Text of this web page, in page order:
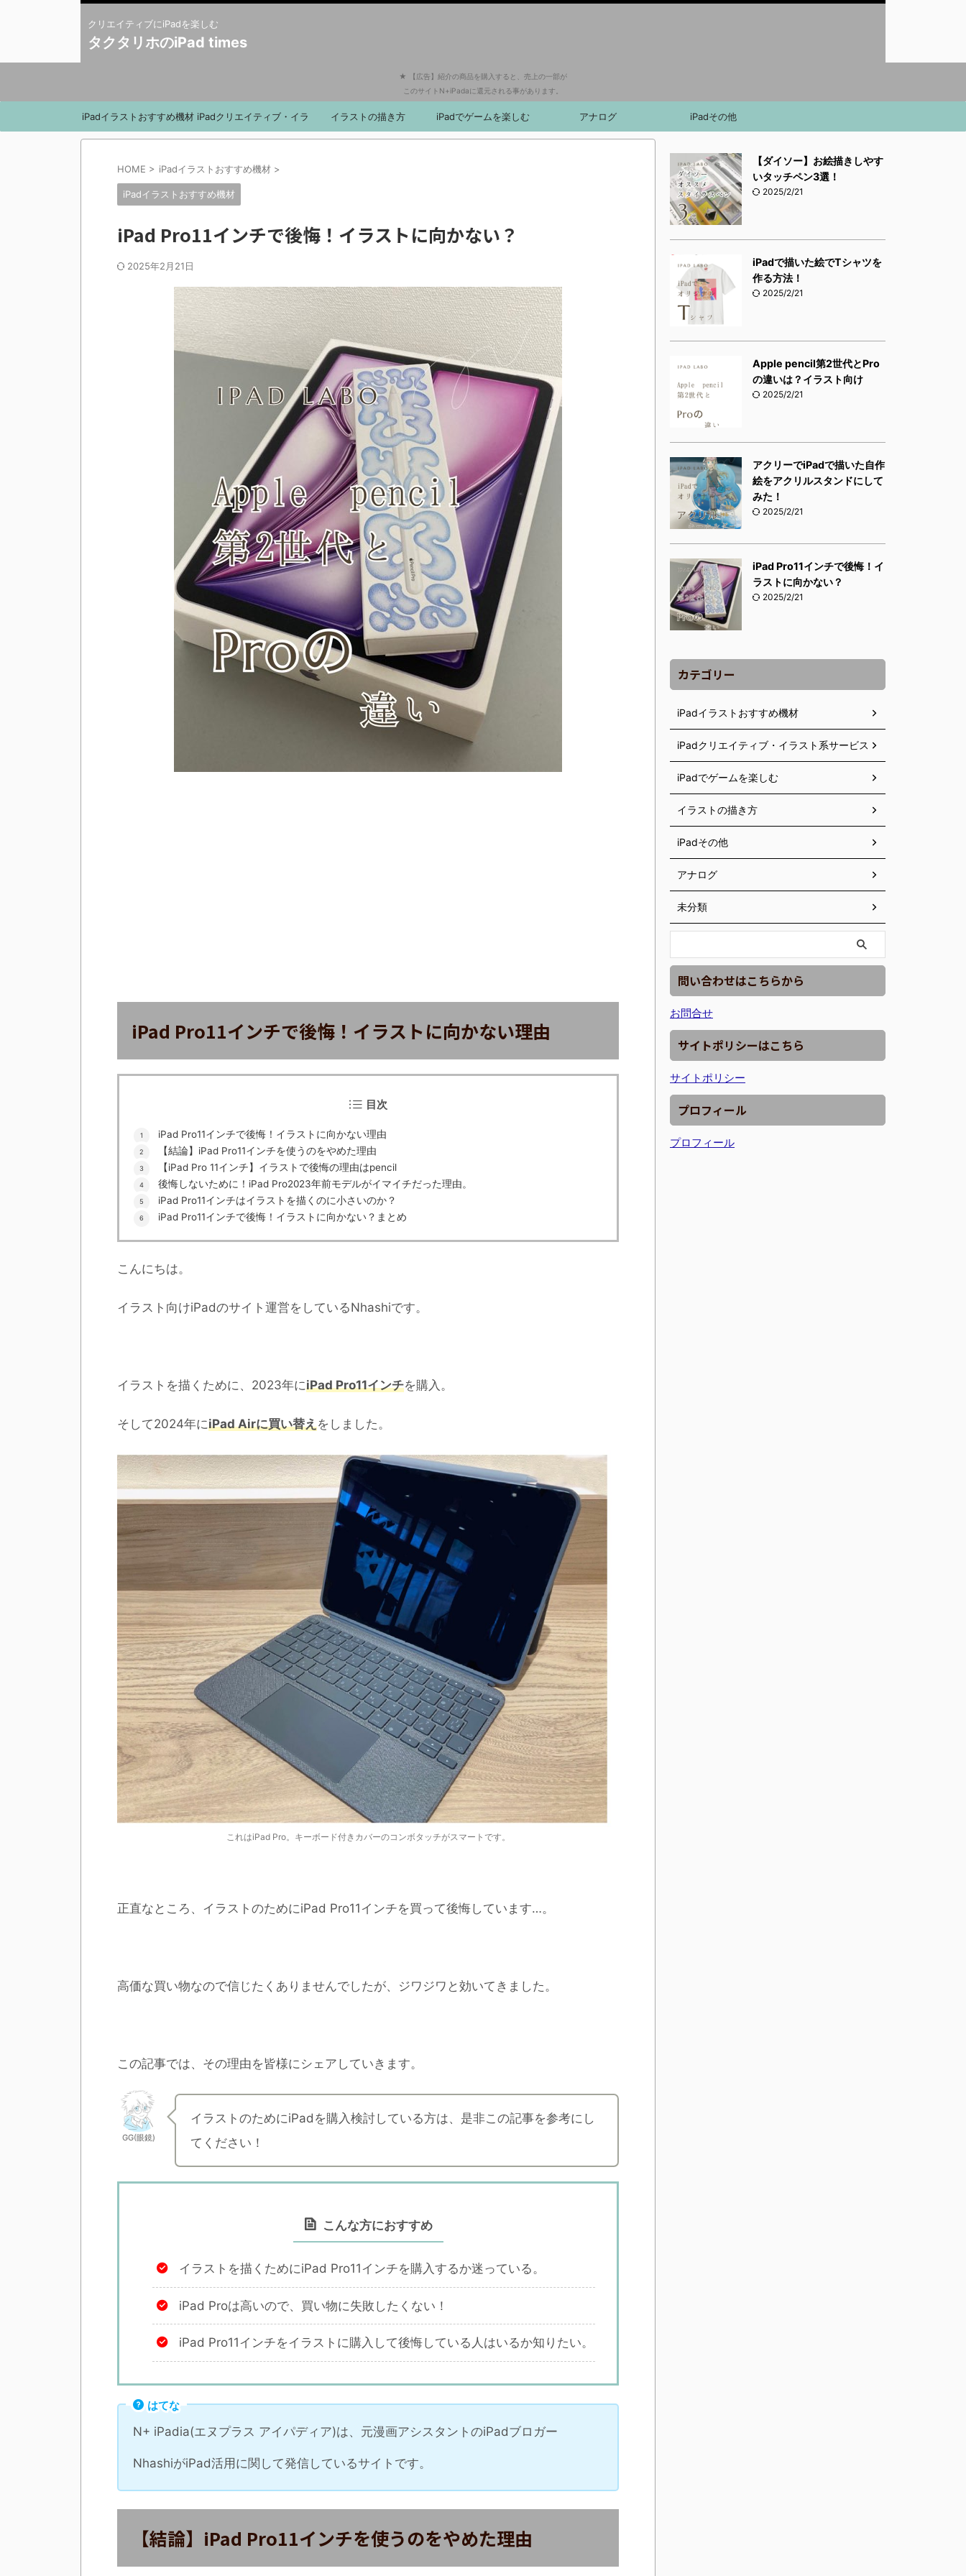
クリエイティブにiPadを楽しむ
タクタリホのiPad times
★ 【広告】紹介の商品を購入すると、売上の一部が
このサイトN+iPadaに還元される事があります。
iPadイラストおすすめ機材 iPadクリエイティブ・イラ イラストの描き方 iPadでゲームを楽しむ アナログ iPadその他
HOME > iPadイラストおすすめ機材 >
iPadイラストおすすめ機材
iPad Pro11インチで後悔！イラストに向かない？
2025年2月21日
iPad Pro11インチで後悔！イラストに向かない理由
目次
iPad Pro11インチで後悔！イラストに向かない理由
【結論】iPad Pro11インチを使うのをやめた理由
【iPad Pro 11インチ】イラストで後悔の理由はpencil
後悔しないために！iPad Pro2023年前モデルがイマイチだった理由。
iPad Pro11インチはイラストを描くのに小さいのか？
iPad Pro11インチで後悔！イラストに向かない？まとめ
こんにちは。
イラスト向けiPadのサイト運営をしているNhashiです。
イラストを描くために、2023年にiPad Pro11インチを購入。
そして2024年にiPad Airに買い替えをしました。
これはiPad Pro。キーボード付きカバーのコンボタッチがスマートです。
正直なところ、イラストのためにiPad Pro11インチを買って後悔しています…。
高価な買い物なので信じたくありませんでしたが、ジワジワと効いてきました。
この記事では、その理由を皆様にシェアしていきます。
GG(眼鏡)
イラストのためにiPadを購入検討している方は、是非この記事を参考にし
てください！
こんな方におすすめ
イラストを描くためにiPad Pro11インチを購入するか迷っている。
iPad Proは高いので、買い物に失敗したくない！
iPad Pro11インチをイラストに購入して後悔している人はいるか知りたい。
はてな
N+ iPadia(エヌプラス アイパディア)は、元漫画アシスタントのiPadブロガー
NhashiがiPad活用に関して発信しているサイトです。
【結論】iPad Pro11インチを使うのをやめた理由
【ダイソー】お絵描きしやす
いタッチペン3選！
2025/2/21
iPadで描いた絵でTシャツを
作る方法！
2025/2/21
Apple pencil第2世代とPro
の違いは？イラスト向け
2025/2/21
アクリーでiPadで描いた自作
絵をアクリルスタンドにして
みた！
2025/2/21
iPad Pro11インチで後悔！イ
ラストに向かない？
2025/2/21
カテゴリー
iPadイラストおすすめ機材
iPadクリエイティブ・イラスト系サービス
iPadでゲームを楽しむ
イラストの描き方
iPadその他
アナログ
未分類
問い合わせはこちらから
お問合せ
サイトポリシーはこちら
サイトポリシー
プロフィール
プロフィール